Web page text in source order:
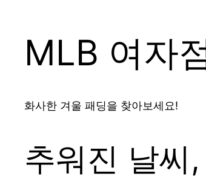
MLB 여자
화사한 겨울 패딩을 찾아보세요!
추워진 날씨